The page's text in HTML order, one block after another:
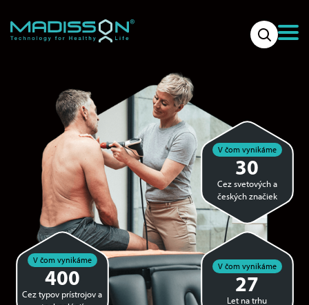
V čom vynikáme
400
Cez typov prístrojov a
V čom vynikáme
30
Cez svetových a
českých značiek
V čom vynikáme
27
Let na trhu